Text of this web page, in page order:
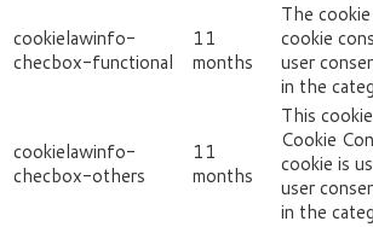
cookielawinfo-
checbox-functional
11
months
The
cookie
user
in the
cookielawinfo-
checbox-others
11
months
This
Cookie
cookie is
user
in the